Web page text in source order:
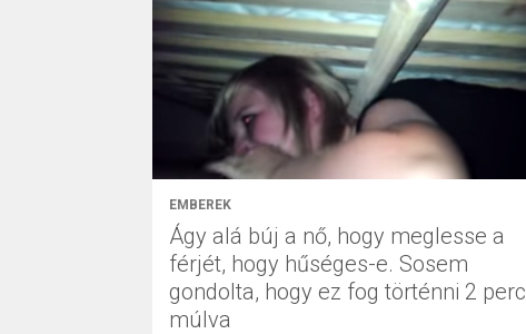
EMBEREK
Ágy alá búj a nő, hogy meglesse a
férjét, hogy hűséges-e. Sosem
gondolta, hogy ez fog történni 2 perc
múlva